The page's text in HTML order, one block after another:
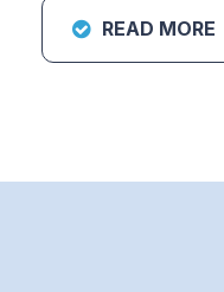
READ MORE